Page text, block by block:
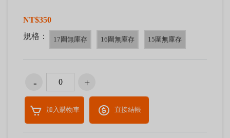
NT$350
規格：
17圍無庫存 16圍無庫存 15圍無庫存
加入購物車 直接結帳